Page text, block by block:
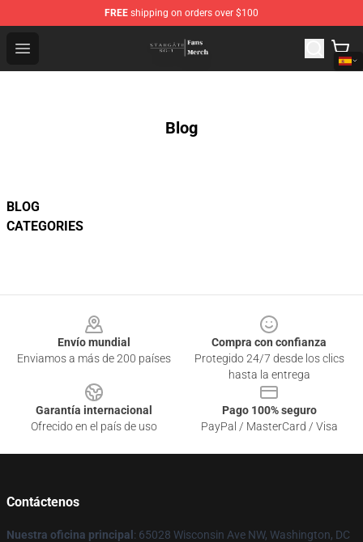
FREE shipping on orders over $100
Open menu
Stargate SG-1 Store - Official Stargate SG-1
Blog
BLOG
CATEGORIES
Envío mundial
Enviamos a más de 200 países
Compra con confianza
Protegido 24/7 desde los clics
hasta la entrega
Garantía internacional
Ofrecido en el país de uso
Pago 100% seguro
PayPal / MasterCard / Visa
Contáctenos
Nuestra oficina principal : 65028 Wisconsin Ave NW, Washington, DC